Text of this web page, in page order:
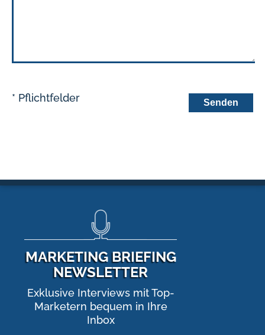
lasse
lasse
Bitte
* Pflichtfelder
MARKETING BRIEFING
NEWSLETTER
Exklusive Interviews mit Top-
Marketern bequem in Ihre
Inbox